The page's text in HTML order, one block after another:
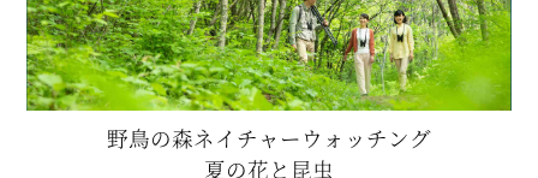
野鳥の森ネイチャーウォッチング
夏の花と昆虫